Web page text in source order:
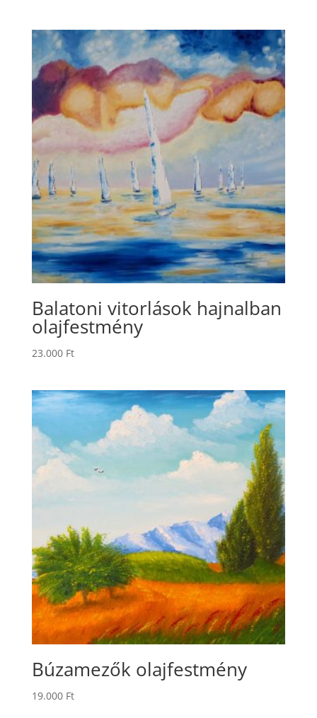
Balatoni vitorlások hajnalban
olajfestmény
23.000 Ft
Búzamezők olajfestmény
19.000 Ft